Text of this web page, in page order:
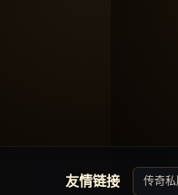
友情链接 传奇私